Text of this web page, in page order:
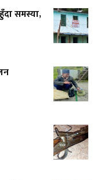
समस्या,